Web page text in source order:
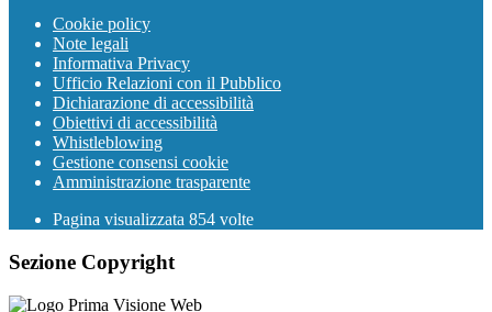
Cookie policy
Note legali
Informativa Privacy
Ufficio Relazioni con il Pubblico
Dichiarazione di accessibilità
Obiettivi di accessibilità
Whistleblowing
Gestione consensi cookie
Amministrazione trasparente
Pagina visualizzata 854 volte
Sezione Copyright